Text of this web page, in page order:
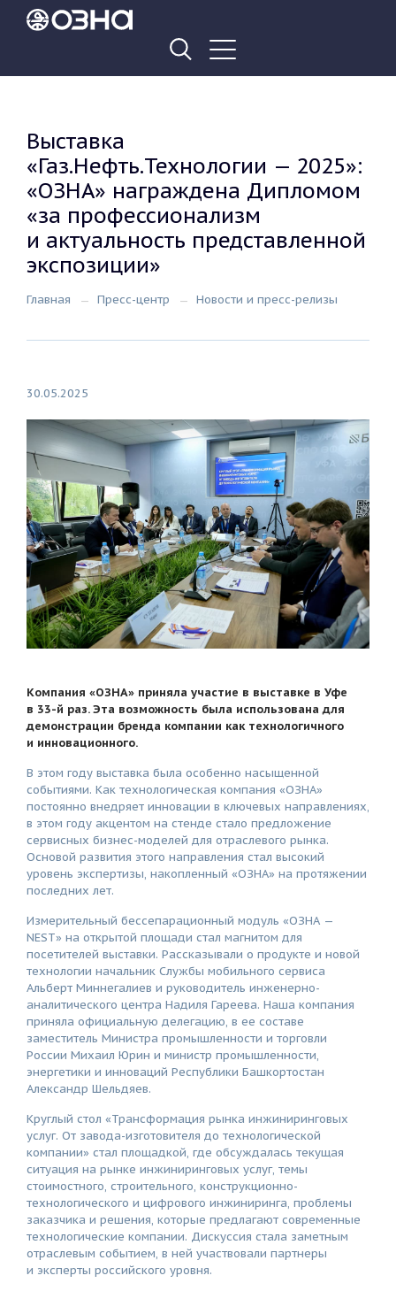
Выставка
«Газ.Нефть.Технологии — 2025»:
«ОЗНА» награждена Дипломом
«за профессионализм
и актуальность представленной
экспозиции»
Главная Пресс-центр Новости и пресс-релизы
30.05.2025
Компания «ОЗНА» приняла участие в выставке в Уфе
в 33-й раз. Эта возможность была использована для
демонстрации бренда компании как технологичного
и инновационного.
В этом году выставка была особенно насыщенной
событиями. Как технологическая компания «ОЗНА»
постоянно внедряет инновации в ключевых направлениях,
в этом году акцентом на стенде стало предложение
сервисных бизнес-моделей для отраслевого рынка.
Основой развития этого направления стал высокий
уровень экспертизы, накопленный «ОЗНА» на протяжении
последних лет.
Измерительный бессепарационный модуль «ОЗНА —
NEST» на открытой площади стал магнитом для
посетителей выставки. Рассказывали о продукте и новой
технологии начальник Службы мобильного сервиса
Альберт Миннегалиев и руководитель инженерно-
аналитического центра Надиля Гареева. Наша компания
приняла официальную делегацию, в ее составе
заместитель Министра промышленности и торговли
России Михаил Юрин и министр промышленности,
энергетики и инноваций Республики Башкортостан
Александр Шельдяев.
Круглый стол «Трансформация рынка инжиниринговых
услуг. От завода-изготовителя до технологической
компании» стал площадкой, где обсуждалась текущая
ситуация на рынке инжиниринговых услуг, темы
стоимостного, строительного, конструкционно-
технологического и цифрового инжиниринга, проблемы
заказчика и решения, которые предлагают современные
технологические компании. Дискуссия стала заметным
отраслевым событием, в ней участвовали партнеры
и эксперты российского уровня.